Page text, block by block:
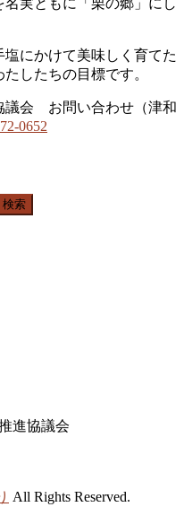
実ともに「栗の郷」にし
にかけて美味しく育てた
したちの目標です。
議会 お問い合わせ（津和
0652
進協議会
All Rights Reserved.